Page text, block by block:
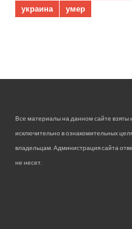
украина
умер
Все материалы на данном сайте взяты
исключительно в ознакомительных
владельцам. Администрация сайта
не несет.